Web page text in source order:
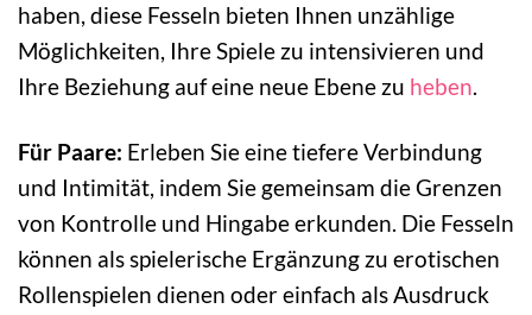
haben, diese Fesseln bieten Ihnen unzählige
Möglichkeiten, Ihre Spiele zu intensivieren und
Ihre Beziehung auf eine neue Ebene zu heben.
Für Paare: Erleben Sie eine tiefere Verbindung
und Intimität, indem Sie gemeinsam die Grenzen
von Kontrolle und Hingabe erkunden. Die Fesseln
können als spielerische Ergänzung zu erotischen
Rollenspielen dienen oder einfach als Ausdruck